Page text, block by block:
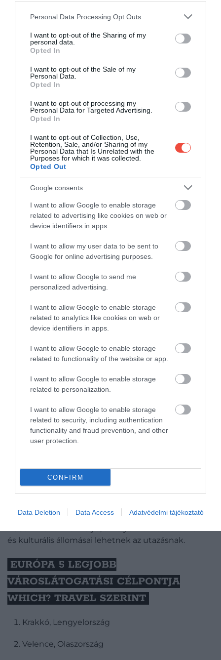
Please note that this website/app uses one or more Google
not limited to your visit or usage behaviour. You may click to
grant or deny consent to Google and its third-party tags to
use your data for below specified purposes in below Google
consent section.
Personal Data Processing Opt Outs
I want to opt-out of the Sharing of my
personal data.
Opted In
I want to opt-out of the Sale of my
Personal Data.
Opted In
I want to opt-out of processing my
Personal Data for Targeted Advertising.
Opted In
I want to opt-out of Collection, Use,
Retention, Sale, and/or Sharing of my
Personal Data that Is Unrelated with the
Purposes for which it was collected.
Opted Out
Google consents
I want to allow Google to enable storage
related to advertising like cookies on web or
device identifiers in apps.
I want to allow my user data to be sent to
Google for online advertising purposes.
I want to allow Google to send me
personalized advertising.
I want to allow Google to enable storage
related to analytics like cookies on web or
device identifiers in apps.
I want to allow Google to enable storage
related to functionality of the website or app.
I want to allow Google to enable storage
related to personalization.
I want to allow Google to enable storage
related to security, including authentication
functionality and fraud prevention, and other
user protection.
CONFIRM
Data Deletion Data Access Adatvédelmi tájékoztató
melletti templomokat és parkokat különösen
élvezték. Egy TripAdvisor-kommentelő így
fogalmazott:
GYÖNYÖRŰ VÁROS, AMIT
MINDENKINEK, AKI EGY KIS
ÍZELÍTŐT SZERETNE KAPNI
LENGYELORSZÁGBÓL.
TALÁLHATÓ ITT, VALAMINT
SZÁMOS LEGENDA IS
KAPCSOLÓDIK HOZZÁ.
Krakkó ráadásul tökéletes kiindulópont valamilyen
elérhető a híres
wieliczkai sóbánya, valamint
és kulturális állomásai lehetnek az utazásnak.
EURÓPA 5 LEGJOBB
VÁROSLÁTOGATÁSI CÉLPONTJA
WHICH? TRAVEL SZERINT
Krakkó, Lengyelország
Velence, Olaszország